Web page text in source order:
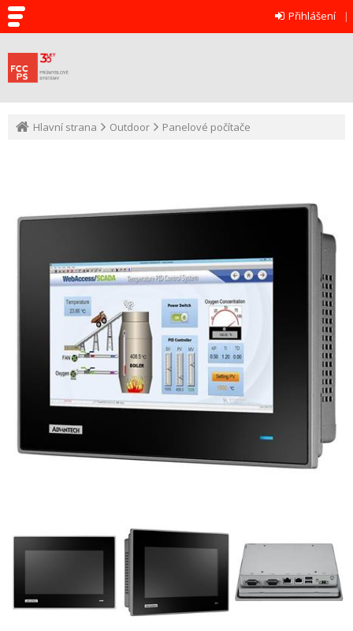
Přihlášení
Hlavní strana Outdoor Panelové počítače